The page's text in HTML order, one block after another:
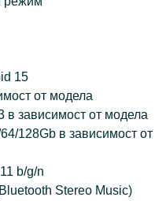
15
от модела
в зависимост от модела
128Gb в зависимост от
b/g/n
Stereo Music)